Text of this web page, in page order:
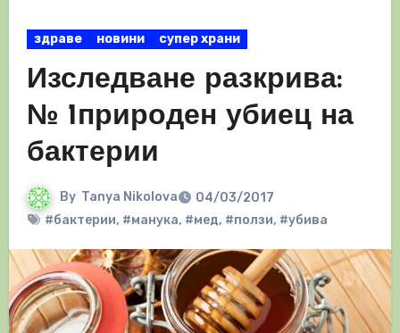
здраве новини супер храни
Изследване разкрива:
№ 1природен убиец на
бактерии
By Tanya Nikolova
04/03/2017
#бактерии, #манука, #мед, #ползи, #убива